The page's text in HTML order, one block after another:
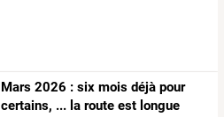
Mars 2026 : six mois déjà pour
certains, ... la route est longue